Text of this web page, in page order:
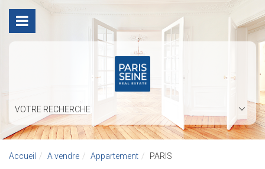
VOTRE RECHERCHE
Accueil A vendre Appartement PARIS